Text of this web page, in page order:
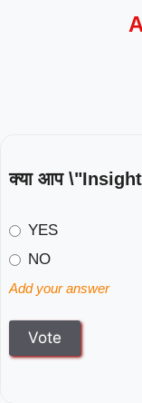
क्या आप \"Insight
YES
NO
Add your answer